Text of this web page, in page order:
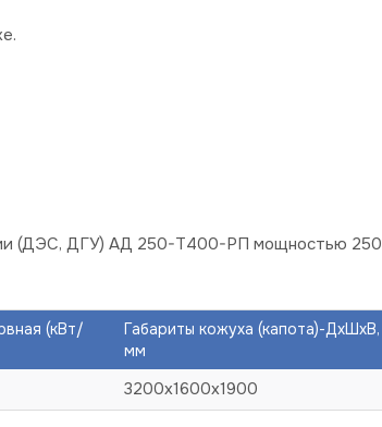
(ДЭС, ДГУ) АД 250-Т400-РП мощностью
(кВт/
Габариты кожуха (капота)-ДхШхВ,
мм
3200х1600х1900